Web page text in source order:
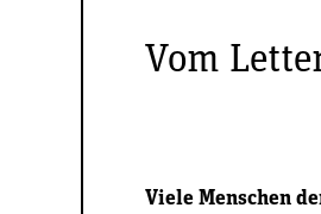
Vom
Viele Menschen